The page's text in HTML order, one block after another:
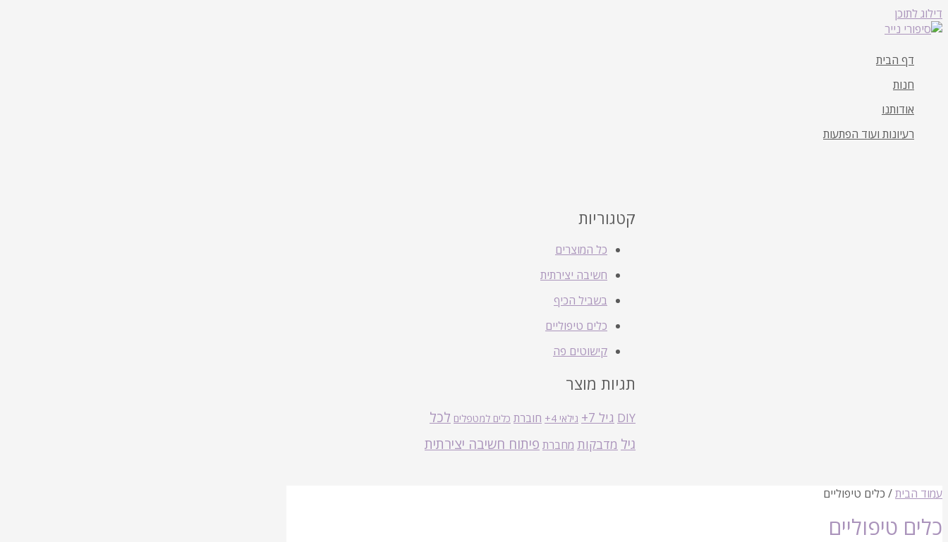
דילוג לתוכן
דף הבית
חנות
אודותנו
רעיונות ועוד הפתעות
קטגוריות
כל המוצרים
חשיבה יצירתית
בשביל הכיף
כלים טיפוליים
קישוטים פה
תגיות מוצר
DIY גיל 7+ גילאי 4+ חוברת כלים למטפלים לכל
גיל מדבקות מחברת פיתוח חשיבה יצירתית
עמוד הבית/ כלים טיפוליים
כלים טיפוליים